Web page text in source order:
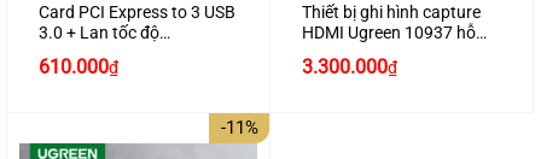
Card PCI Express to 3 USB
3.0 + Lan tốc độ
610.000₫
Thiết bị ghi hình capture
HDMI Ugreen 10937 hỗ
3.300.000₫
-11%